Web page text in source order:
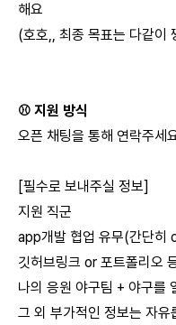
해요
(호호,, 최종 목표는 다같이
⚾️ 지원 방식
오픈 채팅을 통해 연락주
[필수로 보내주실 정보]
지원 직군
app개발 협업 유무(간단히
깃허브링크 or 포트폴리오
나의 응원 야구팀 + 야구를
그 외 부가적인 정보는 자